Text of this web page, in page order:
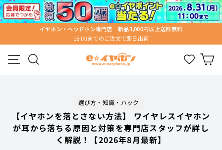
ス
キ
す
ス
ラ
イ
ー
を
停
止
す
イヤホン・ヘッドホン専門店 新品3,000円以上送料無料
16:00までのご注文で即日出荷
メニュー Wishlist
選び方・知識・ハック
【イヤホンを落とさない方法】 ワイヤレスイヤホン
が耳から落ちる原因と対策を専門店スタッフが詳し
く解説！【2026年8月最新】